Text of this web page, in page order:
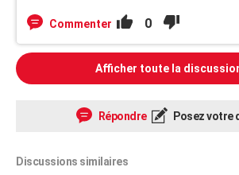
Commenter 0
Afficher toute la
Répondre Posez votre
Discussions similaires